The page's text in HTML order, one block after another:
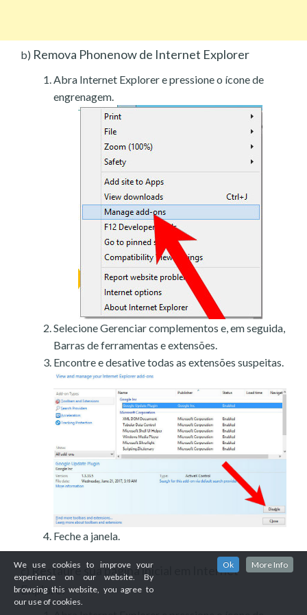
b) Remova Phonenow de Internet Explorer
Abra Internet Explorer e pressione o ícone de
engrenagem.
Selecione Gerenciar complementos e, em seguida,
Barras de ferramentas e extensões.
Encontre e desative todas as extensões suspeitas.
Feche a janela.
c) Restaure sua página inicial em Internet
Explorer
We use cookies to improve your
experience on our website. By
browsing this website, you agree to
our use of cookies.
Ok More Info